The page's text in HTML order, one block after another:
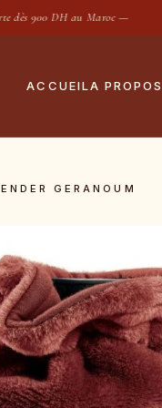
900 DH au Maroc —
ACCUEILA PROPOS
Le showroom
Conciergerie privée
Contact
:
GERANOUM